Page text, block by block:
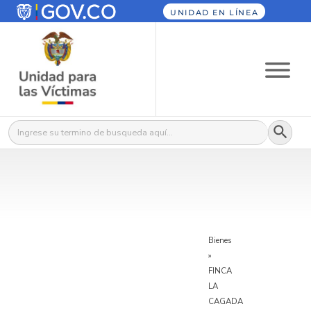
UNIDAD EN LÍNEA
Buscar: Botón
Bienes
»
FINCA
LA
CAGADA